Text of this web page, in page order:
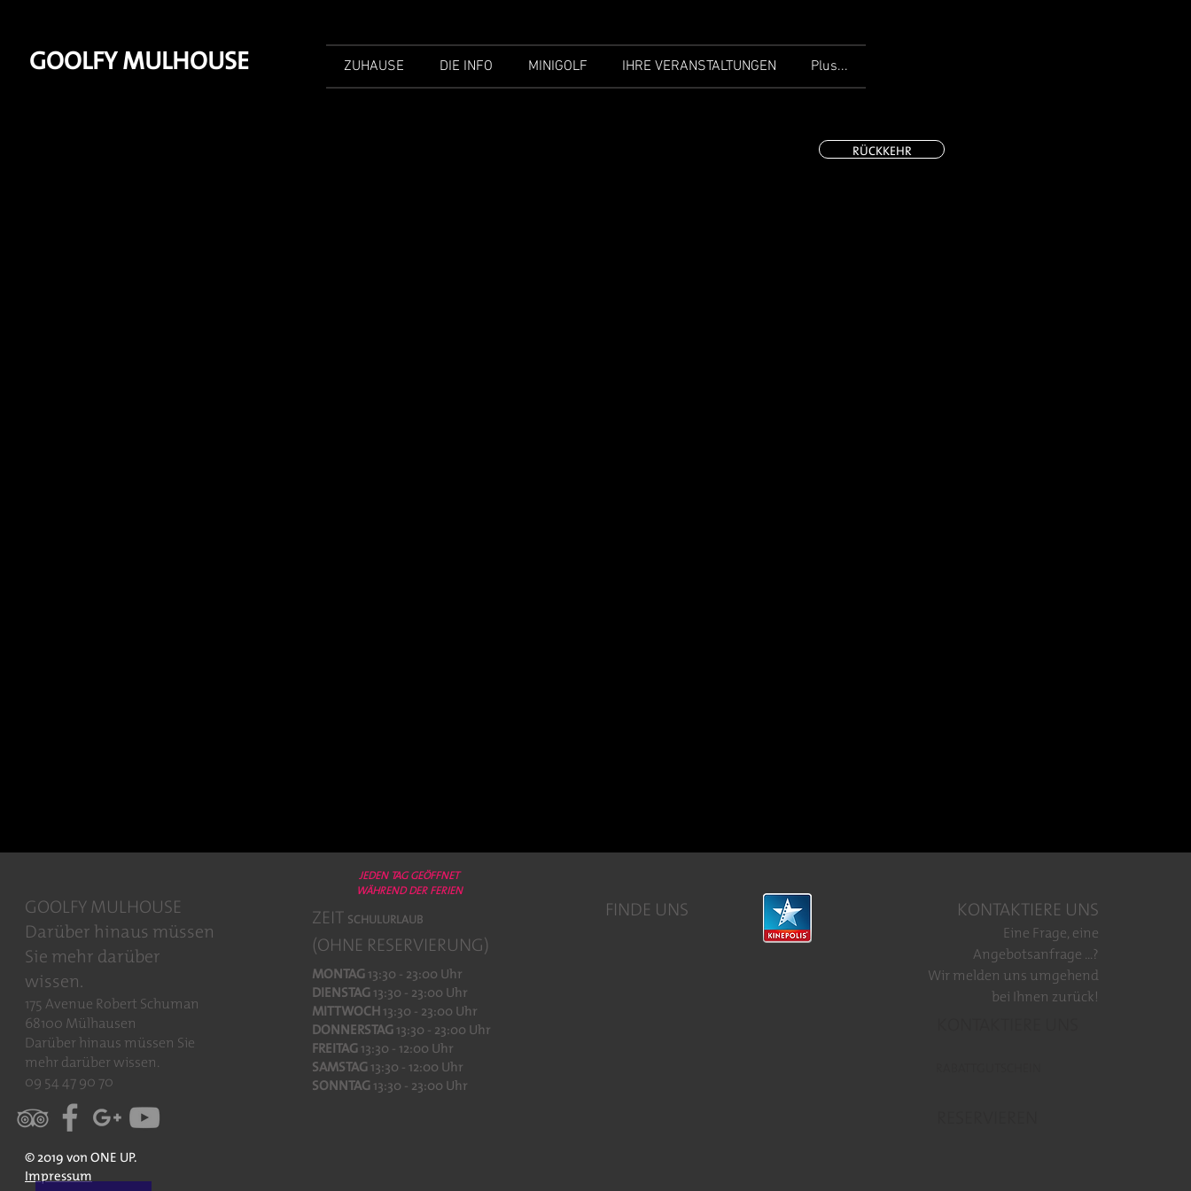
GOOLFY MULHOUSE ZUHAUSE DIE INFO MINIGOLF IHRE VERANSTALTUNGEN Plus...
RÜCKKEHR
GOOLFY MULHOUSE
Darüber hinaus müssen
Sie mehr darüber
wissen.
175 Avenue Robert Schuman
68100 Mülhausen
Darüber hinaus müssen Sie
mehr darüber wissen.
09 54 47 90 70
© 2019 von ONE UP.
Impressum
JEDEN TAG GEÖFFNET
WÄHREND DER FERIEN
ZEIT SCHULURLAUB
(OHNE RESERVIERUNG)
MONTAG13:30 - 23:00 Uhr
DIENSTAG13:30 - 23:00 Uhr
MITTWOCH13:30 - 23:00 Uhr
DONNERSTAG13:30 - 23:00 Uhr
FREITAG13:30 - 12:00 Uhr
SAMSTAG13:30 - 12:00 Uhr
SONNTAG13:30 - 23:00 Uhr
FINDE UNS KONTAKTIERE UNS
Eine Frage, eine
Angebotsanfrage ...?
Wir melden uns umgehend
bei Ihnen zurück!